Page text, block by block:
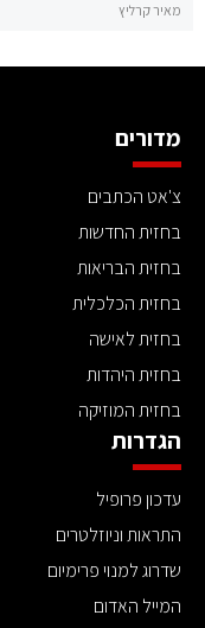
מאיר קרליץ
מדורים
צ'אט הכתבים
בחזית החדשות
בחזית הבריאות
בחזית הכלכלית
בחזית לאישה
בחזית היהדות
בחזית המוזיקה
הגדרות
עדכון פרופיל
התראות וניוזלטרים
שדרוג למנוי פרימיום
המייל האדום